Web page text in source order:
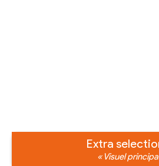
Extra
« Visuel